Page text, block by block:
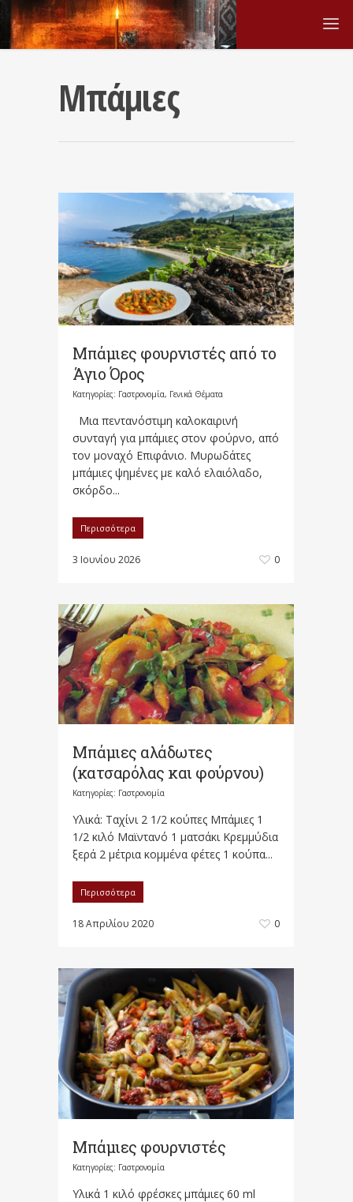
Μπάμιες
Μπάμιες φουρνιστές από το
Άγιο Όρος
Κατηγορίες: Γαστρονομία, Γενικά Θέματα
Μια πεντανόστιμη καλοκαιρινή
συνταγή για μπάμιες στον φούρνο, από
τον μοναχό Επιφάνιο. Μυρωδάτες
μπάμιες ψημένες με καλό ελαιόλαδο,
σκόρδο...
Περισσότερα
3 Ιουνίου 2026 0
Μπάμιες αλάδωτες
(κατσαρόλας και φούρνου)
Κατηγορίες: Γαστρονομία
Υλικά: Ταχίνι 2 1/2 κούπες Μπάμιες 1
1/2 κιλό Μαϊντανό 1 ματσάκι Κρεμμύδια
ξερά 2 μέτρια κομμένα φέτες 1 κούπα...
Περισσότερα
18 Απριλίου 2020 0
Μπάμιες φουρνιστές
Κατηγορίες: Γαστρονομία
Υλικά 1 κιλό φρέσκες μπάμιες 60 ml